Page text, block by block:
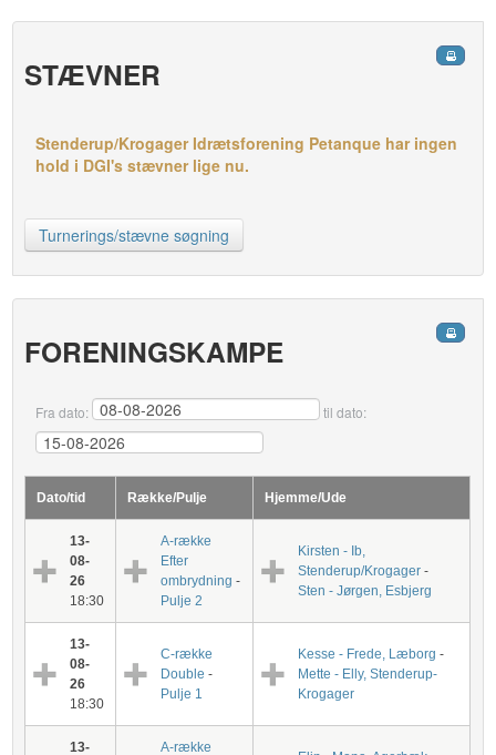
STÆVNER
Stenderup/Krogager Idrætsforening Petanque har ingen
hold i DGI's stævner lige nu.
Turnerings/stævne søgning
FORENINGSKAMPE
Fra dato: til dato:
Dato/tid Række/Pulje Hjemme/Ude
13-
08-
26
18:30
A-række
Efter
ombrydning -
Pulje 2
Kirsten - Ib,
Stenderup/Krogager-
Sten - Jørgen, Esbjerg
13-
08-
26
18:30
C-række
Double -
Pulje 1
Kesse - Frede, Læborg -
Mette - Elly, Stenderup-
Krogager
13- A-række